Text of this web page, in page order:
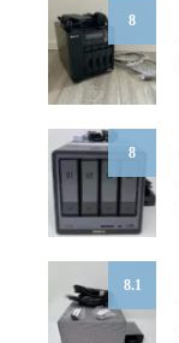
8
8
8.1